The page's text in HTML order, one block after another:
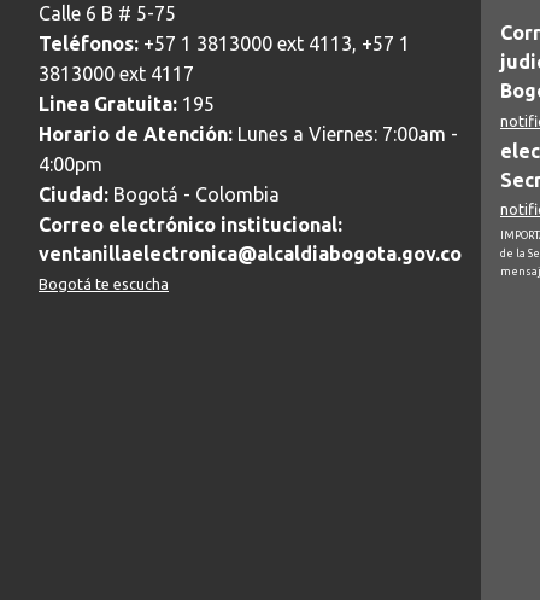
Calle 6 B # 5-75
Teléfonos: +57 1 3813000 ext 4113, +57 1
3813000 ext 4117
Linea Gratuita: 195
Horario de Atención: Lunes a Viernes: 7:00am -
4:00pm
Ciudad: Bogotá - Colombia
Correo electrónico institucional:
ventanillaelectronica@alcaldiabogota.gov.co
Bogotá te escucha
de la